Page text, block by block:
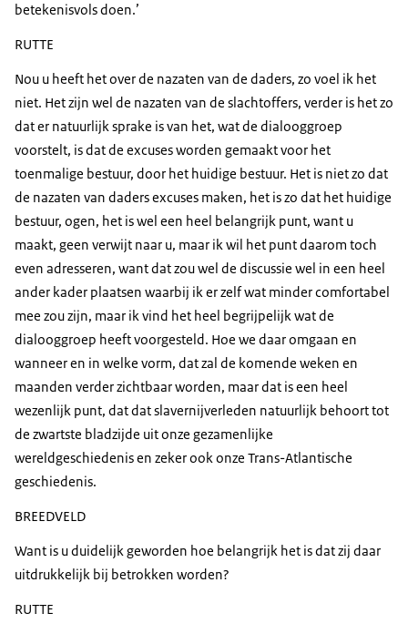
betekenisvols doen.’
RUTTE
Nou u heeft het over de nazaten van de daders, zo voel ik het
niet. Het zijn wel de nazaten van de slachtoffers, verder is het zo
dat er natuurlijk sprake is van het, wat de dialooggroep
voorstelt, is dat de excuses worden gemaakt voor het
toenmalige bestuur, door het huidige bestuur. Het is niet zo dat
de nazaten van daders excuses maken, het is zo dat het huidige
bestuur, ogen, het is wel een heel belangrijk punt, want u
maakt, geen verwijt naar u, maar ik wil het punt daarom toch
even adresseren, want dat zou wel de discussie wel in een heel
ander kader plaatsen waarbij ik er zelf wat minder comfortabel
mee zou zijn, maar ik vind het heel begrijpelijk wat de
dialooggroep heeft voorgesteld. Hoe we daar omgaan en
wanneer en in welke vorm, dat zal de komende weken en
maanden verder zichtbaar worden, maar dat is een heel
wezenlijk punt, dat dat slavernijverleden natuurlijk behoort tot
de zwartste bladzijde uit onze gezamenlijke
wereldgeschiedenis en zeker ook onze Trans-Atlantische
geschiedenis.
BREEDVELD
Want is u duidelijk geworden hoe belangrijk het is dat zij daar
uitdrukkelijk bij betrokken worden?
RUTTE